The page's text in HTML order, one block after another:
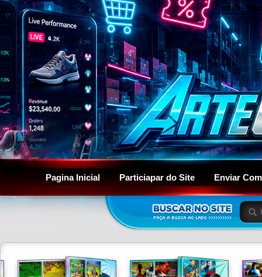
Pagina Inicial Particiapar do Site Enviar